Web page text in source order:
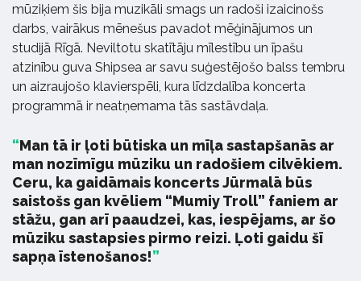
mūziķiem šis bija muzikāli smags un radoši izaicinošs
darbs, vairākus mēnešus pavadot mēģinājumos un
studijā Rīgā. Neviltotu skatītāju mīlestību un īpašu
atzinību guva Shipsea ar savu suģestējošo balss tembru
un aizraujošo klavierspēli, kura līdzdalība koncerta
programmā ir neatņemama tās sastāvdaļa.
Man tā ir ļoti būtiska un mīļa sastapšanās ar
man nozīmīgu mūziku un radošiem cilvēkiem.
Ceru, ka gaidāmais koncerts Jūrmalā būs
saistošs gan kvēliem “Mumiy Troll” faniem ar
stāžu, gan arī paaudzei, kas, iespējams, ar šo
mūziku sastapsies pirmo reizi. Ļoti gaidu šī
sapņa īstenošanos!